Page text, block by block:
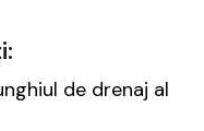
de drenaj al